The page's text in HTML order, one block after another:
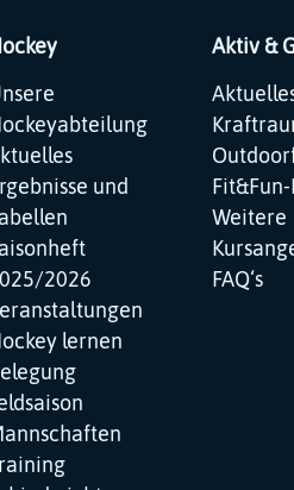
und
2026
lernen
Aktiv &
Weitere
FAQ‘s